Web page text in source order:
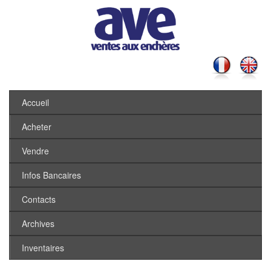
Accueil
Acheter
Vendre
Infos Bancaires
Contacts
Archives
Inventaires